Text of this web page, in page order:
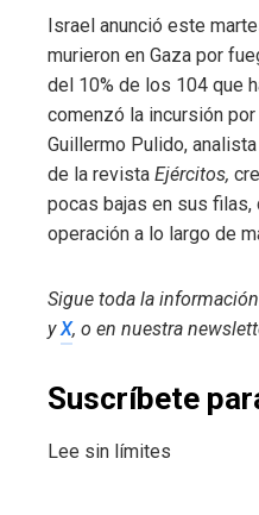
Israel anunció este
murieron en Gaza por
del 10% de los 104 que
comenzó la incursión
Guillermo Pulido,
de la revista Ejércitos,
pocas bajas en sus filas,
operación a lo largo de
Sigue toda la
yX, o en nuestra
Suscríbete
Lee sin límites